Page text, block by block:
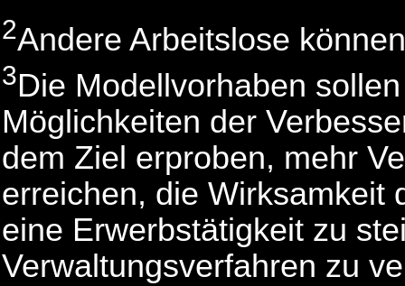
2Andere Arbeitslose
3Die Modellvorhaben
Möglichkeiten der
dem Ziel erproben, mehr
erreichen, die Wirksamkeit
eine Erwerbstätigkeit zu
Verwaltungsverfahren zu